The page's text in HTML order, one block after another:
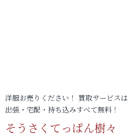
洋服お売りください！ 買取サービスは
出張・宅配・持ち込みすべて無料！
そうさくてっぱん樹々